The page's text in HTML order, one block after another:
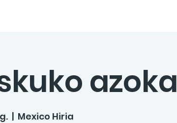
azoka
  |
Mexico Hiria